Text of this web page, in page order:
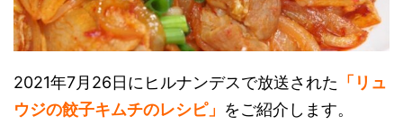
2021年7月26日にヒルナンデスで放送された 「リュ
ウジの餃子キムチのレシピ」 をご紹介します。